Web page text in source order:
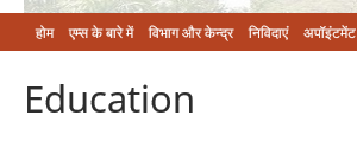
होम एम्‍स के बारे में विभाग और केन्‍द्र निविदाएं अपॉइंटमेंट
Education